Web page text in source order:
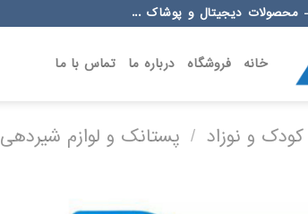
- محصولات دیجیتال و پوشاک ...
خانه فروشگاه درباره ما تماس با ما
و نوزاد / پستانک و لوازم شیردهی